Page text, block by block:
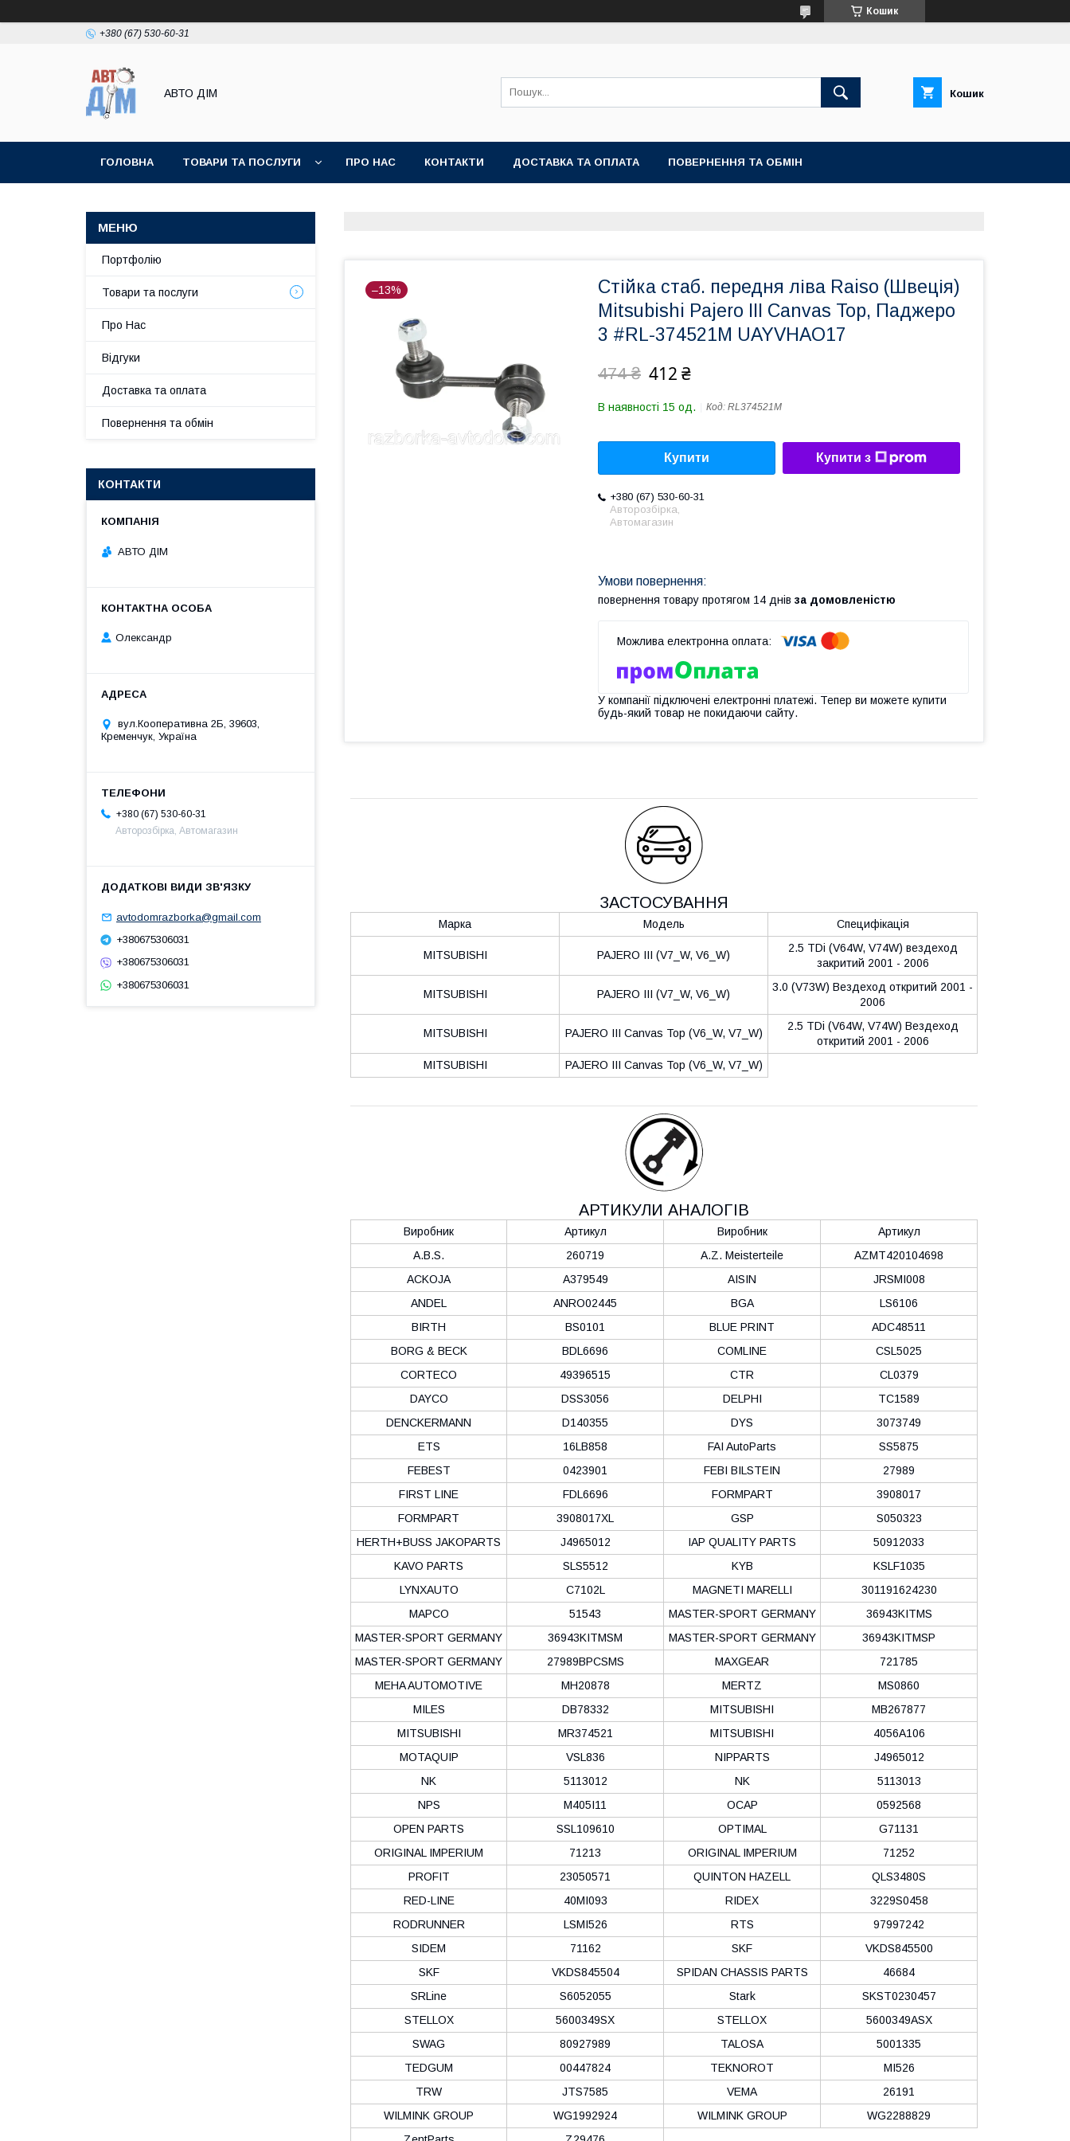
Кошик
+380 (67) 530-60-31
АВТО ДIМ Кошик
ГОЛОВНА ТОВАРИ ТА ПОСЛУГИ ПРО НАС КОНТАКТИ ДОСТАВКА ТА ОПЛАТА ПОВЕРНЕННЯ ТА ОБМІН
–13%
Стійка стаб. передня ліва Raiso (Швеція)
Mitsubishi Pajero III Canvas Top, Паджеро
3 #RL-374521M UAYVHAO17
474 ₴ 412 ₴
В наявності 15 од. Код: RL374521M
Купити Купити з
+380 (67) 530-60-31
Авторозбірка,
Автомагазин
повернення товару протягом 14 днів за домовленістю
У компанії підключені електронні платежі. Тепер ви можете купити
будь-який товар не покидаючи сайту.
ЗАСТОСУВАННЯ
Марка Модель Специфікація
MITSUBISHI PAJERO III (V7_W, V6_W)
2.5 TDi (V64W, V74W) вездеход
закритий 2001 - 2006
MITSUBISHI PAJERO III (V7_W, V6_W)
3.0 (V73W) Вездеход откритий 2001 -
2006
MITSUBISHI PAJERO III Canvas Top (V6_W, V7_W)
2.5 TDi (V64W, V74W) Вездеход
откритий 2001 - 2006
MITSUBISHI
PAJERO III Canvas Top (V6_W, V7_W)
АРТИКУЛИ АНАЛОГІВ
Виробник Артикул Виробник
Артикул
A.B.S.
260719 A.Z. Meisterteile
AZMT420104698
ACKOJA
A379549 AISIN
JRSMI008
ANDEL
ANRO02445 BGA
LS6106
BIRTH
BS0101 BLUE PRINT
ADC48511
BORG & BECK
BDL6696 COMLINE
CSL5025
CORTECO
49396515 CTR
CL0379
DAYCO
DSS3056 DELPHI
TC1589
DENCKERMANN
D140355 DYS
3073749
ETS
16LB858 FAI AutoParts
SS5875
FEBEST
0423901 FEBI BILSTEIN
27989
FIRST LINE
FDL6696 FORMPART
3908017
FORMPART
3908017XL GSP
S050323
HERTH+BUSS JAKOPARTS
J4965012 IAP QUALITY PARTS
50912033
KAVO PARTS
SLS5512 KYB
KSLF1035
LYNXAUTO
C7102L MAGNETI MARELLI
301191624230
MAPCO
51543 MASTER-SPORT GERMANY
36943KITMS
MASTER-SPORT GERMANY
36943KITMSM MASTER-SPORT GERMANY
36943KITMSP
MASTER-SPORT GERMANY
27989BPCSMS MAXGEAR
721785
MEHA AUTOMOTIVE
MH20878 MERTZ
MS0860
MILES
DB78332 MITSUBISHI
MB267877
MITSUBISHI
MR374521 MITSUBISHI
4056A106
MOTAQUIP
VSL836 NIPPARTS
J4965012
NK
5113012 NK
5113013
NPS
M405I11 OCAP
0592568
OPEN PARTS
SSL109610 OPTIMAL
G71131
ORIGINAL IMPERIUM
71213 ORIGINAL IMPERIUM
71252
PROFIT
23050571 QUINTON HAZELL
QLS3480S
RED-LINE
40MI093 RIDEX
3229S0458
RODRUNNER
LSMI526 RTS
97997242
SIDEM
71162 SKF
VKDS845500
SKF
VKDS845504 SPIDAN CHASSIS PARTS
46684
SRLine
S6052055 Stark
SKST0230457
STELLOX
5600349SX STELLOX
5600349ASX
SWAG
80927989 TALOSA
5001335
TEDGUM
00447824 TEKNOROT
MI526
TRW
JTS7585 VEMA
26191
WILMINK GROUP
WG1992924 WILMINK GROUP
WG2288829
Портфолію
Товари та послуги
Про Нас
Відгуки
Доставка та оплата
Повернення та обмін
КОНТАКТИ
АВТО ДІМ
Олександр
вул.Кооперативна 2Б, 39603,
Кременчук, Україна
+380 (67) 530-60-31
Авторозбірка, Автомагазин
avtodomrazborka@gmail.com
+380675306031
+380675306031
+380675306031